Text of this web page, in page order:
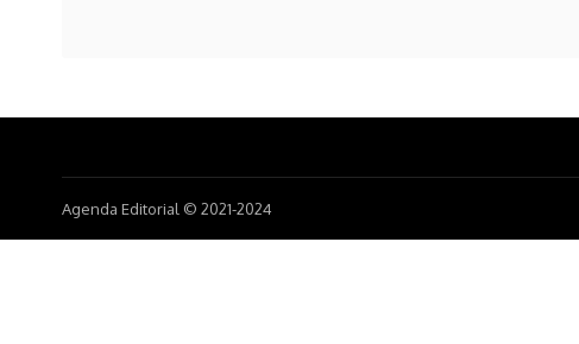
Agenda Editorial © 2021-2024